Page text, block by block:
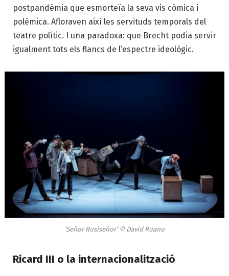
postpandèmia que esmorteïa la seva vis còmica i
polèmica. Afloraven així les servituds temporals del
teatre polític. I una paradoxa: que Brecht podia servir
igualment tots els flancs de l’espectre ideològic.
‘Señor Rusiseñor’ © David Ruano
Ricard III o la internacionalització